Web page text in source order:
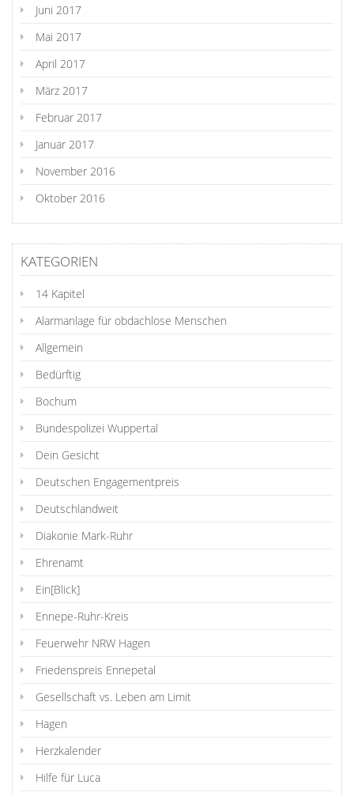
Juni 2017
Mai 2017
April 2017
März 2017
Februar 2017
Januar 2017
November 2016
Oktober 2016
KATEGORIEN
14 Kapitel
Alarmanlage für obdachlose Menschen
Allgemein
Bedürftig
Bochum
Bundespolizei Wuppertal
Dein Gesicht
Deutschen Engagementpreis
Deutschlandweit
Diakonie Mark-Ruhr
Ehrenamt
Ein[Blick]
Ennepe-Ruhr-Kreis
Feuerwehr NRW Hagen
Friedenspreis Ennepetal
Gesellschaft vs. Leben am Limit
Hagen
Herzkalender
Hilfe für Luca